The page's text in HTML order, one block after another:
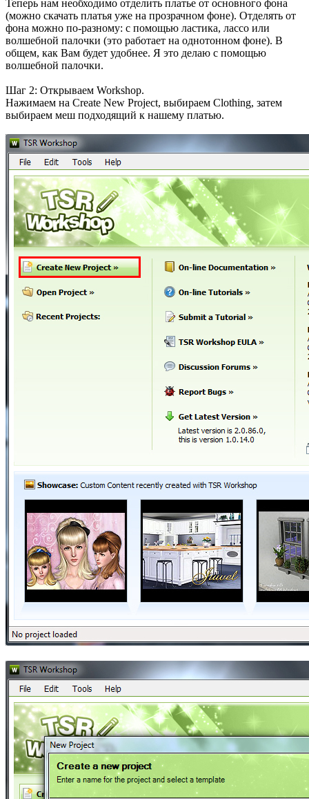
Теперь нам необходимо отделить платье от основного фона
(можно скачать платья уже на прозрачном фоне). Отделять от
фона можно по-разному: с помощью ластика, лассо или
волшебной палочки (это работает на однотонном фоне). В
общем, как Вам будет удобнее. Я это делаю с помощью
волшебной палочки.
Шаг 2: Открываем Workshop.
Нажимаем на Create New Project, выбираем Clothing, затем
выбираем меш подходящий к нашему платью.